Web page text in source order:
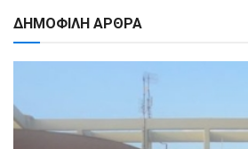
ΔΗΜΟΦΙΛΗ ΑΡΘΡΑ